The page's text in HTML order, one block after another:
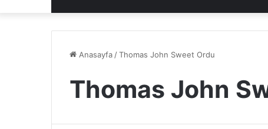
Anasayfa /Thomas John Sweet Ordu
Thomas John